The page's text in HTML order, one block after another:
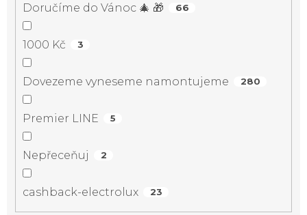
Doručíme do Vánoc 🎄 🎁 66
1000 Kč 3
Dovezeme vyneseme namontujeme 280
Premier LINE 5
Nepřeceňuj 2
cashback-electrolux 23